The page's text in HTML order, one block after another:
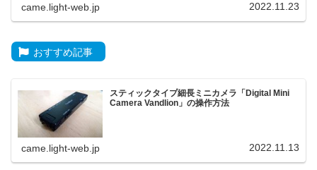
came.light-web.jp 2022.11.23
おすすめ記事
スティックタイプ細長ミニカメラ「Digital Mini
Camera Vandlion」の操作方法
came.light-web.jp 2022.11.13